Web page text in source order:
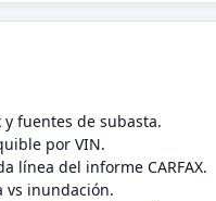
y fuentes de subasta.
por VIN.
línea del informe CARFAX.
vs inundación.